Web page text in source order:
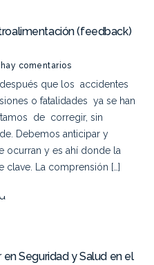
(feedback)
hay comentarios
que los accidentes
o fatalidades ya se han
de corregir, sin
Debemos anticipar y
ocurran y es ahí donde la
clave. La comprensión […]
Seguridad y Salud en el